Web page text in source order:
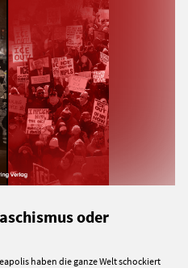
oder
haben die ganze Welt schockiert